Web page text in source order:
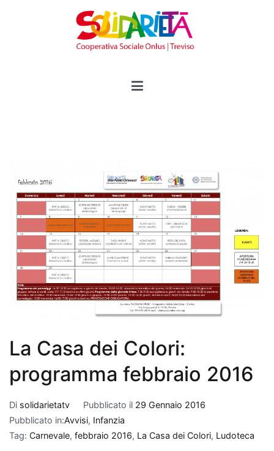
La Casa dei Colori:
programma febbraio 2016
Di solidarietatv Pubblicato il 29 Gennaio 2016
Pubblicato in:Avvisi, Infanzia
Tag: Carnevale, febbraio 2016, La Casa dei Colori, Ludoteca